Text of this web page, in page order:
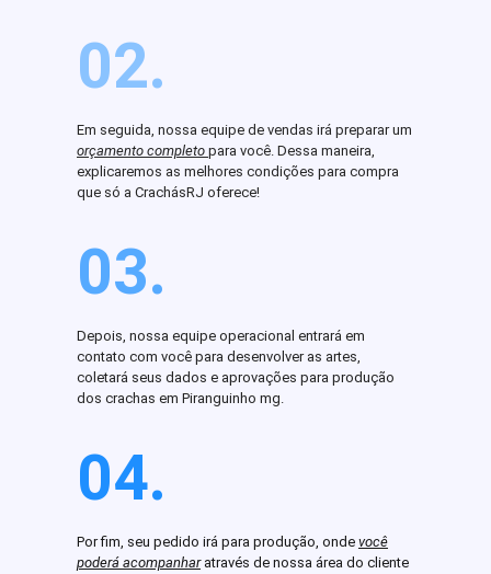
02.
Em seguida, nossa equipe de vendas irá preparar um
orçamento completo para você. Dessa maneira,
explicaremos as melhores condições para compra
que só a CrachásRJ oferece!
03.
Depois, nossa equipe operacional entrará em
contato com você para desenvolver as artes,
coletará seus dados e aprovações para produção
dos crachas em Piranguinho mg.
04.
Por fim, seu pedido irá para produção, onde você
poderá acompanharatravés de nossa área do cliente